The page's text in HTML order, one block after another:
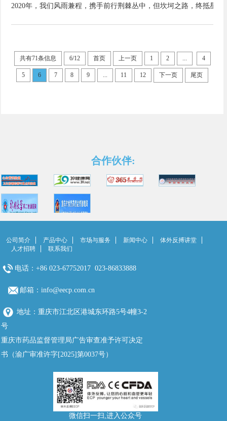
共有71条信息 6/12 首页 上一页 1 2 ... 4
5 6 7 8 9 ... 11 12 下一页 尾页
合作伙伴:
公司简介 产品中心 市场与服务 新闻中心
体外反搏讲堂
人才招聘
联系我们
电话：+86 023-67752017 023-86833888
邮箱：info@eecp.com.cn
地址：重庆市江北区港城东环路5号4幢3-2
号
重庆市药品监督管理局广告审查准予许可决定
书（渝广审准许字[2025]第0037号）
微信扫一扫,进入公众号